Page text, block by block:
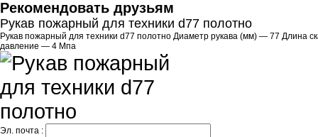
Рекомендовать друзьям
Рукав пожарный для техники d77 полотно
Рукав пожарный для техники d77 полотно Диаметр рукава (мм) — 77
давление — 4 Мпа
Эл. почта :